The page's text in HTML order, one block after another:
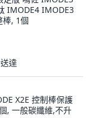
IMODE4 IMODE3
棒, 1個
達
X2E 控制棒保護
, 一般碳纖維,不升